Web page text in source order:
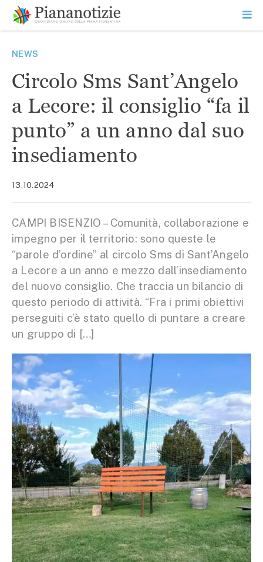
contenuto
SEARCH
NEWS
Circolo Sms Sant’Angelo
a Lecore: il consiglio “fa il
punto” a un anno dal suo
insediamento
13.10.2024
CAMPI BISENZIO – Comunità, collaborazione e
impegno per il territorio: sono queste le
“parole d’ordine” al circolo Sms di Sant’Angelo
a Lecore a un anno e mezzo dall’insediamento
del nuovo consiglio. Che traccia un bilancio di
questo periodo di attività. “Fra i primi obiettivi
perseguiti c’è stato quello di puntare a creare
un gruppo di […]